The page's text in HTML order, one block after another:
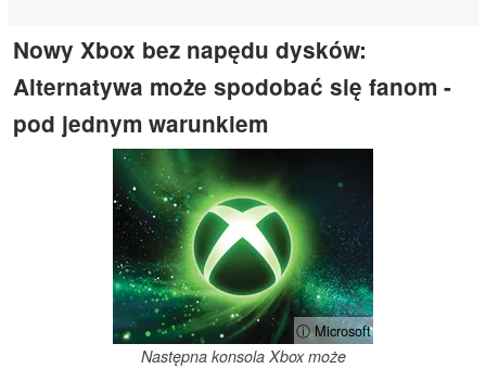
Nowy Xbox bez napędu dysków:
Alternatywa może spodobać się fanom -
pod jednym warunkiem
ⓘ Microsoft
Następna konsola Xbox może